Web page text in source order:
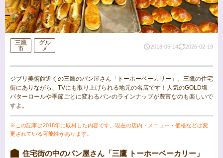
三鷹
市
グル
メ
2018-05-14 2026-02-19
ジブリ美術館近くの三鷹のパン屋さん「トーホーベーカリー」。三鷹の住宅
街にありながら、TVにも取り上げられる地元の名店です！人気のGOLD塩
バターロールや季節ごとに変わるパンのラインナップが豊富なのも楽しいで
すよ。
※この記事は2018年に取材した内容です。現在の店内・メニュー・価格などは変
更されている可能性があります。
住宅街の中のパン屋さん「三鷹 トーホーベーカリー」